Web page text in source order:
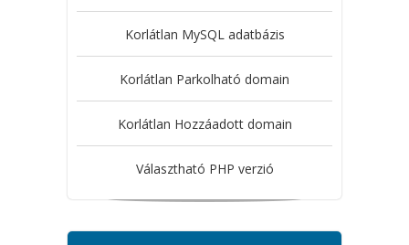
Korlátlan MySQL adatbázis
Korlátlan Parkolható domain
Korlátlan Hozzáadott domain
Választható PHP verzió